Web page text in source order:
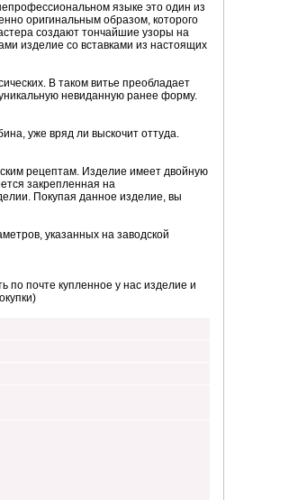
языке это один из
оригинальным образом, которого
создают тончайшие узоры на
изделие со вставками из настоящих
В таком витье преобладает
невиданную ранее форму.
уже вряд ли выскочит оттуда.
рецептам. Изделие имеет двойную
закрепленная на
Покупая данное изделие, вы
указанных на заводской
по почте купленное у нас изделие и